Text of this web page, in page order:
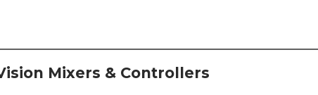
Mixers & Controllers